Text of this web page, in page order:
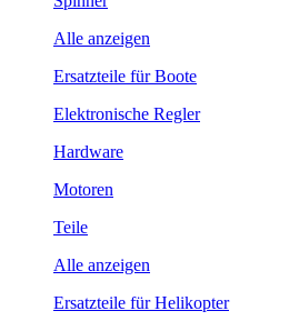
Alle anzeigen
Ersatzteile für Boote
Elektronische Regler
Hardware
Motoren
Teile
Alle anzeigen
Ersatzteile für Helikopter